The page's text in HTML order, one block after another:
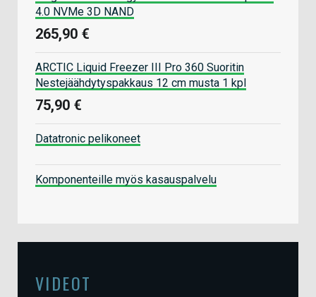
4.0 NVMe 3D NAND
265,90 €
ARCTIC Liquid Freezer III Pro 360 Suoritin
Nestejäähdytyspakkaus 12 cm musta 1 kpl
75,90 €
Datatronic pelikoneet
Komponenteille myös kasauspalvelu
VIDEOT